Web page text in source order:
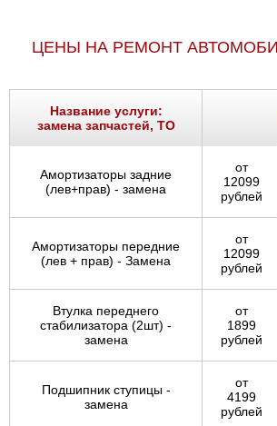
ЦЕНЫ НА РЕМОНТ
Название услуги:
замена запчастей, ТО
Амортизаторы задние
(лев+прав) - замена
от
12099
рублей
Амортизаторы передние
(лев + прав) - Замена
от
12099
рублей
Втулка переднего
стабилизатора (2шт) -
замена
от
1899
рублей
Подшипник ступицы -
замена
от
4199
рублей